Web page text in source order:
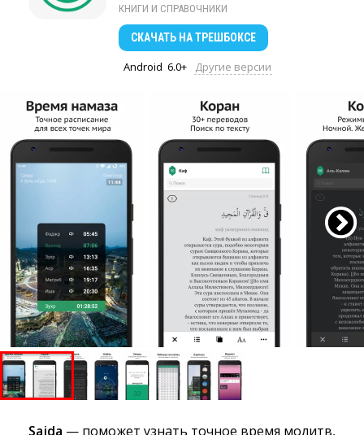
КНИГИ И СПРАВОЧНИКИ
СКАЧАТЬ НА ТРЕШБОКСЕ
Android 6.0+ Другие версии
Sajda — поможет узнать точное время молитв,